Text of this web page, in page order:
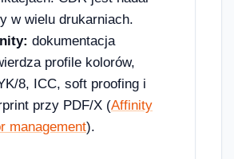
w wielu drukarniach.
dokumentacja
profile kolorów,
8, ICC, soft proofing i
przy PDF/X (Affinity
management).